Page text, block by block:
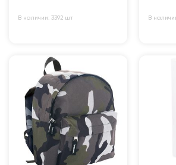
В наличии: 3392 шт В